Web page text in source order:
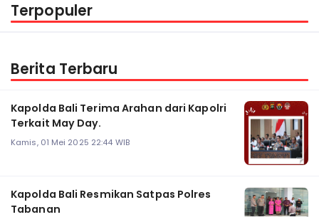
Terpopuler
Berita Terbaru
Kapolda Bali Terima Arahan dari Kapolri
Terkait May Day.
Kamis, 01 Mei 2025 22:44 WIB
Kapolda Bali Resmikan Satpas Polres
Tabanan